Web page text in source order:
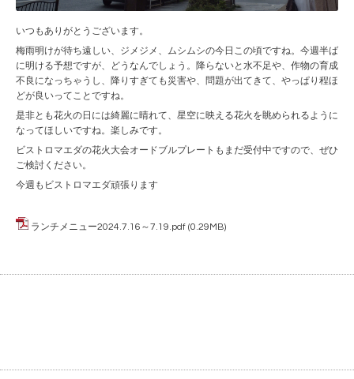
いつもありがとうございます。
梅雨明けが待ち遠しい、ジメジメ、ムシムシの今日この頃ですね。今週半ば
に明ける予想ですが、どうなんでしょう。降らないと水不足や、作物の育成
不良になっちゃうし、降りすぎても災害や、問題が出てきて、やっぱり程ほ
どが良いってことですね。
是非とも花火の日には綺麗に晴れて、星空に映える花火を眺められるように
なってほしいですね。楽しみです。
ビストロマエダの花火大会オードブルプレートもまだ受付中ですので、ぜひ
ご検討ください。
今週もビストロマエダ頑張ります
ランチメニュー2024.7.16～7.19.pdf (0.29MB)